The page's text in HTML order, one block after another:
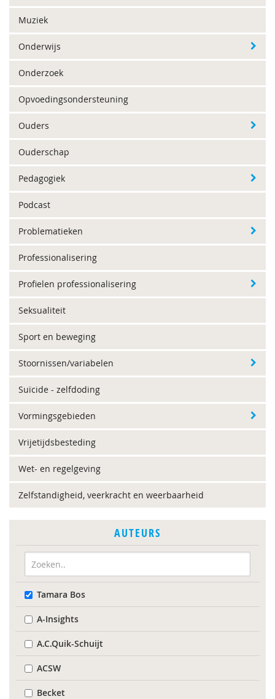
Muziek
Onderwijs
Onderzoek
Opvoedingsondersteuning
Ouders
Ouderschap
Pedagogiek
Podcast
Problematieken
Professionalisering
Profielen professionalisering
Seksualiteit
Sport en beweging
Stoornissen/variabelen
Suïcide - zelfdoding
Vormingsgebieden
Vrijetijdsbesteding
Wet- en regelgeving
Zelfstandigheid, veerkracht en weerbaarheid
AUTEURS
Tamara Bos
A-Insights
A.C.Quik-Schuijt
ACSW
Becket